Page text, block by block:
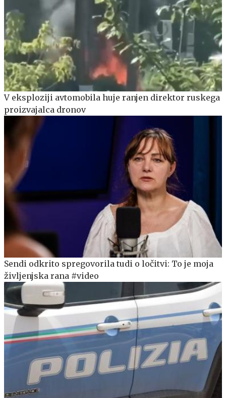
V eksploziji avtomobila huje ranjen direktor ruskega
proizvajalca dronov
Sendi odkrito spregovorila tudi o ločitvi: To je moja
življenjska rana #video